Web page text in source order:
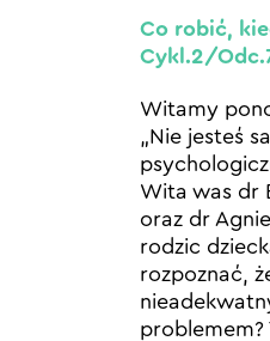
Co robić,
Cykl.2/
Witamy
„Nie jesteś
Wita was dr
oraz dr
rodzic
rozpoznać,
problemem?